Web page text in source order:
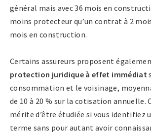
général mais avec 36 mois en
moins protecteur qu’un contrat à 2
mois en construction.
Certains assureurs proposent
protection juridique à effet immédiat
consommation et le voisinage,
de 10 à 20 % sur la cotisation annuelle.
mérite d’être étudiée si vous identifiez
terme sans pour autant avoir